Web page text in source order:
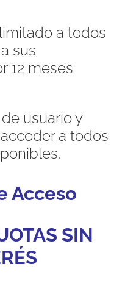
a todos
sus
12 meses
usuario y
a todos
Acceso
SIN